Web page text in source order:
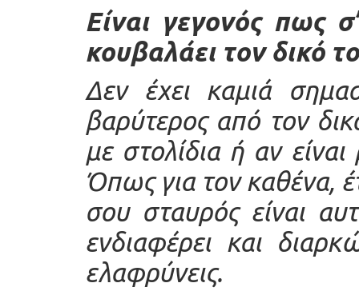
Είναι γεγονός πως
κουβαλάει τον δικό
Δεν έχει καμιά
βαρύτερος από τον
με στολίδια ή αν
Όπως για τον καθένα,
σου σταυρός είναι
ενδιαφέρει και
ελαφρύνεις.